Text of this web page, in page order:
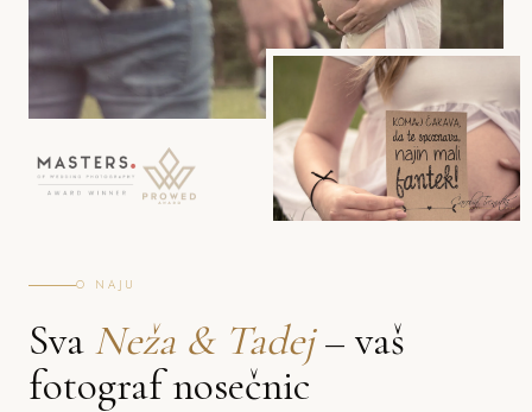
O NAJU
Sva Neža & Tadej– vaš
fotograf nosečnic